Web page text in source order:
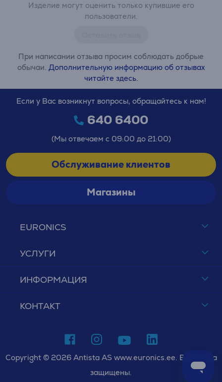
Изделие могут оценить только купившие его
пользователи.
При написании отзыва просим соблюдать добрые
обычаи. Дополнительную информацию об отзывах
читайте здесь.
EURONICS
УСЛУГИ
ИНФОРМАЦИЯ
КОНТАКТ
Если у Вас возникнут вопросы, обращайтесь к нам!
640 6400
(Мы отвечаем с 09:00 до 21:00)
Обслуживание клиентов
Магазины
Copyright © 2026 Antista AS www.euronics.ee. Все права
защищены.